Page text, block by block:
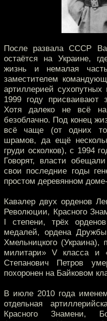
После развала СССР
остаётся на Украине,
жизнь и немалая
заместителем
артиллерией
1999 году присваивают
Хотя далеко не всё
безоблачно. Под конец
всё чаще (от одних
шрамов, да ещё
груди осколков), с 1994
Говорят, власти
свои последние годы
простом деревянном
Кавалер двух орденов
Революции, Красного
I степени, трёх
медалей, ордена
Хмельницкого (Украина),
милитари» V класса и
Степанович Петров
похоронен на Байковом
В июле 2010 года
отдельная
Красного Знамени,